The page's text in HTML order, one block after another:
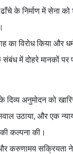
के निर्माण में सेना
का विरोध किया और
संबंध में दोहरे मानकों पर
अनुमोदन को
उठाया, और एक
कल्पना की।
करुणामय सक्रियता ने